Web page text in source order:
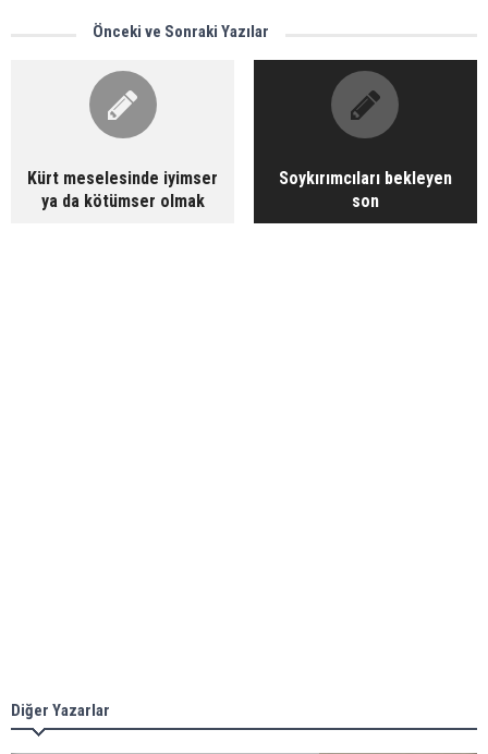
Önceki ve Sonraki Yazılar
Kürt meselesinde iyimser
ya da kötümser olmak
Soykırımcıları bekleyen
son
Diğer Yazarlar